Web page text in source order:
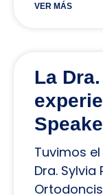
VER MÁS
La
Tuvimos
Dra. Sylvia